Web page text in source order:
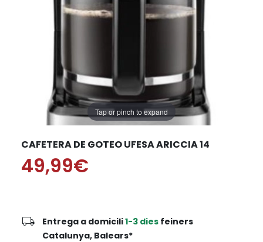
Tap or pinch to expand
CAFETERA DE GOTEO UFESA ARICCIA 14
49,99€
local_shipping Entrega a domicili1-3 dies feiners
Catalunya, Balears*